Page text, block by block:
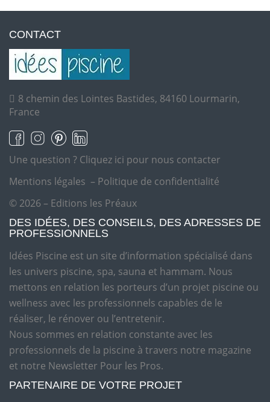
CONTACT
8 chemin des Lointes Bastides, 84160 Lourmarin,
France
Une question ? Cliquez ici pour nous contacter
Mentions légales – Politique de confidentialité
© 2026 – Editions les Préaux
DES IDÉES, DES CONSEILS, DES ADRESSES DE
PROFESSIONNELS
Idées Piscine est un site d’information spécialisé dans
les univers piscine, spa, sauna et hammam. Nous
mettons en relation les porteurs d’un projet piscine ou
wellness avec les professionnels capables de le
réaliser, le rénover ou l’entretenir.
Nous sommes en relation constante avec les
professionnels de la piscine à travers notre magazine
et notre Newsletter Pour les Pros.
PARTENAIRE DE VOTRE PROJET